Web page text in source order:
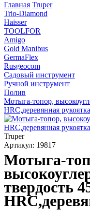
Главная Truper
Trio-Diamond
Haisser
TOOLFOR
Amigo
Gold Manibus
GermaFlex
Rusgeocom
Садовый инструмент
Ручной инструмент
Полив
Мотыга-топор,
HRC,деревянная рукоятка
Truper
Артикул: 19817
Мотыга-
твердость